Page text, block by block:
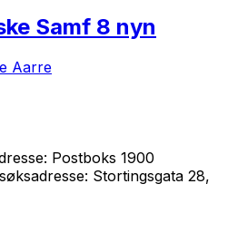
Samf 8 nyn
Aarre
Postboks 1900
Stortingsgata 28,